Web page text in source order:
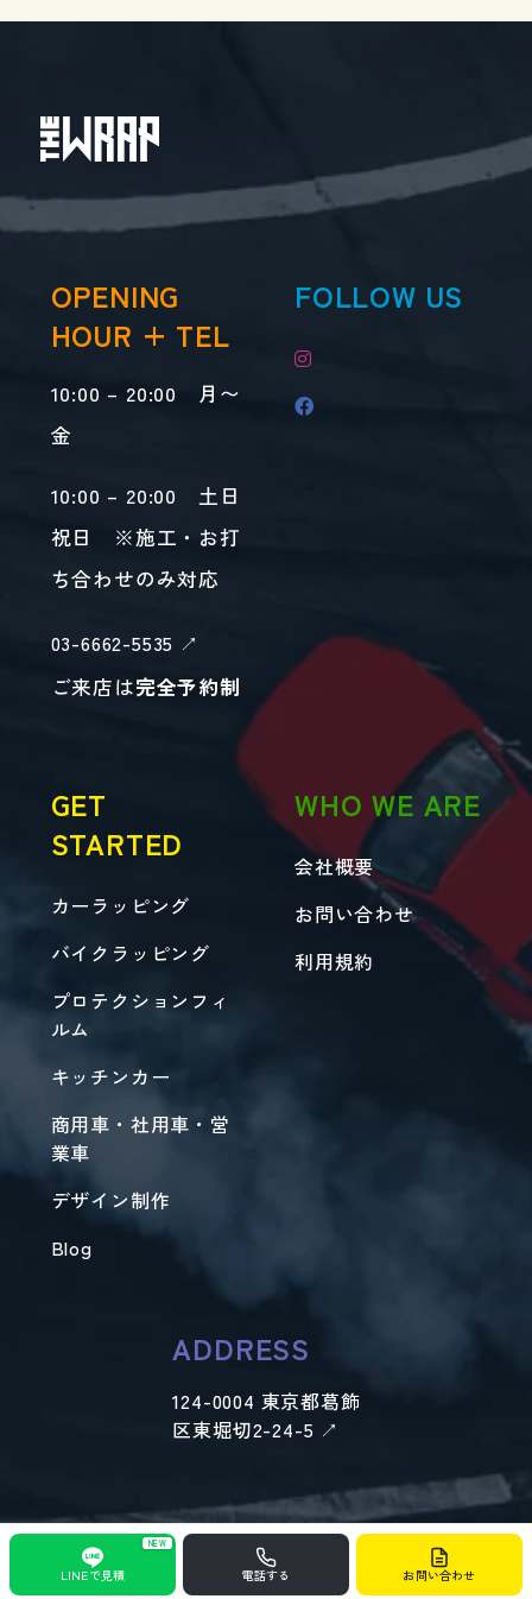
OPENING
HOUR + TEL
10:00 – 20:00 月〜
金
10:00 – 20:00 土日
祝日 ※施工・お打
ち合わせのみ対応
03-6662-5535 ↗︎
ご来店は完全予約制
FOLLOW US
GET
STARTED
カーラッピング
バイクラッピング
プロテクションフィ
ルム
キッチンカー
商用車・社用車・営
業車
デザイン制作
Blog
WHO WE ARE
会社概要
お問い合わせ
利用規約
ADDRESS
124-0004 東京都葛飾
区東堀切2-24-5 ↗︎
All rights reserved 2019-2026 © ARC
NEW
LINEで見積 電話する お問い合わせ